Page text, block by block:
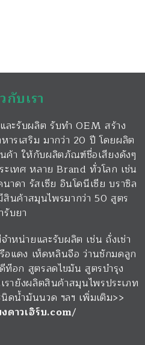
กับเรา
ละรับผลิต รับทำ OEM สร้าง
ารเสริม มากว่า 20 ปี โดยผลิต
ค้า ให้กับผลิตภัณฑ์ชื่อเสียงดังๆ
ะเทศ หลาย Brand ทั่วโลก เช่น
ดา รัสเซีย อินโดนีเซีย บราซิล
สินค้าสมุนไพรมากว่า 50 สูตร
รับยา
ำหน่ายและรับผลิต เช่น ถั่งเช่า
รือแดง เห็ดหลินจือ ว่านชักมดลูก
ท๊อก สูตรลดไขมัน สูตรบำรุง
ายังผลิตสินค้าสมุนไพรประเภท
น้ำมันนวด ฯลฯ เพิ่มเติม>>
าวเฮิร์บ.com/